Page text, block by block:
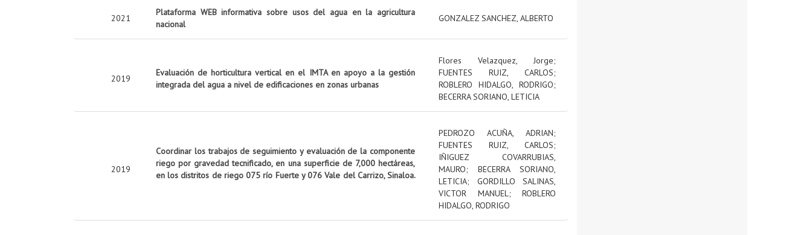
2021
Plataforma WEB informativa sobre usos del agua en la agricultura
nacional
GONZALEZ SANCHEZ, ALBERTO
2019
Evaluación de horticultura vertical en el IMTA en apoyo a la gestión
integrada del agua a nivel de edificaciones en zonas urbanas
Flores Velazquez, Jorge;
FUENTES RUIZ, CARLOS;
ROBLERO HIDALGO, RODRIGO;
BECERRA SORIANO, LETICIA
2019
Coordinar los trabajos de seguimiento y evaluación de la componente
riego por gravedad tecnificado, en una superficie de 7,000 hectáreas,
en los distritos de riego 075 río Fuerte y 076 Vale del Carrizo, Sinaloa.
PEDROZO ACUÑA, ADRIAN;
FUENTES RUIZ, CARLOS;
IÑIGUEZ COVARRUBIAS,
MAURO; BECERRA SORIANO,
LETICIA; GORDILLO SALINAS,
VICTOR MANUEL; ROBLERO
HIDALGO, RODRIGO